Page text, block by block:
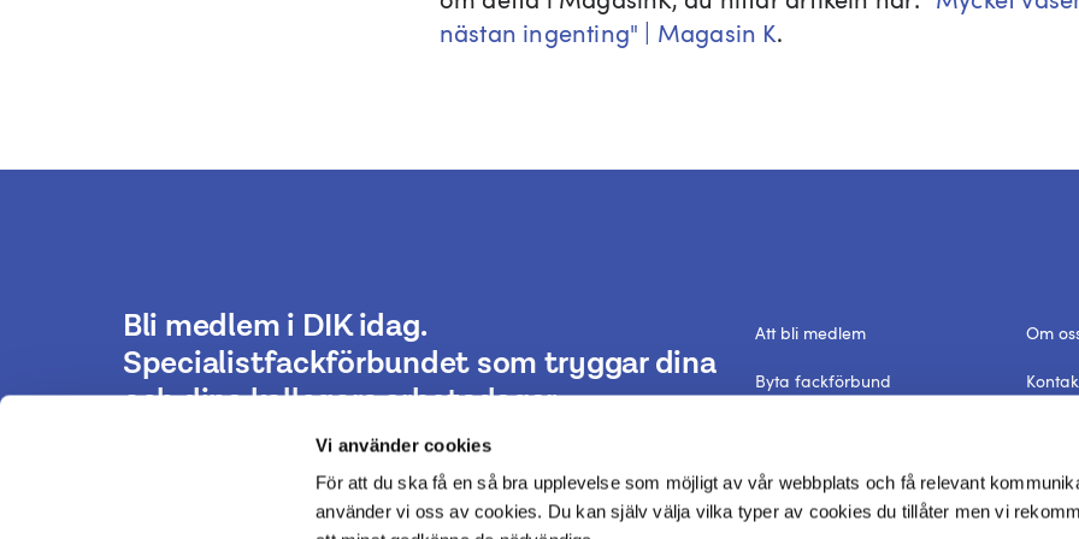
Vi använder cookies
För att du ska få en så bra upplevelse som möjligt av vår webbplats och få relevant
använder vi oss av cookies. Du kan själv välja vilka typer av cookies du tillåter men vi
nästan ingenting" | Magasin K.
Bli medlem i DIK idag.
Specialistfackförbundet som tryggar dina
och dina kollegors arbetsdagar.
Att bli medlem
Byta fackförbund
Dataskyddspolicy
Om
In